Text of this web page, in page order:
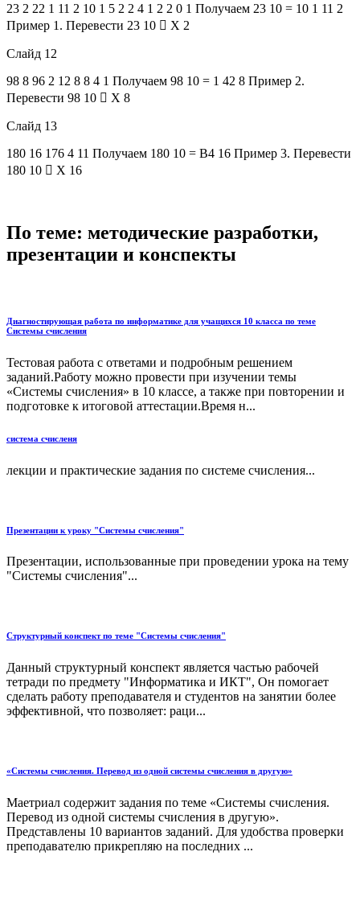
23 2 22 1 11 2 10 1 5 2 2 4 1 2 2 0 1 Получаем 23 10 = 10 1 11 2
Пример 1. Перевести 23 10  Х 2
Слайд 12
98 8 96 2 12 8 8 4 1 Получаем 98 10 = 1 42 8 Пример 2.
Перевести 98 10  Х 8
Слайд 13
180 16 176 4 11 Получаем 180 10 = B4 16 Пример 3. Перевести
180 10  Х 16
По теме: методические разработки,
презентации и конспекты
Диагностирующая работа по информатике для учащихся 10 класса по теме
Системы счисления
Тестовая работа с ответами и подробным решением
заданий.Работу можно провести при изучении темы
«Системы счисления» в 10 классе, а также при повторении и
подготовке к итоговой аттестации.Время н...
система счисленя
лекции и практические задания по системе счисления...
Презентации к уроку "Системы счисления"
Презентации, использованные при проведении урока на тему
"Системы счисления"...
Структурный конспект по теме "Системы счисления"
Данный структурный конспект является частью рабочей
тетради по предмету "Информатика и ИКТ", Он помогает
сделать работу преподавателя и студентов на занятии более
эффективной, что позволяет: раци...
«Системы счисления. Перевод из одной системы счисления в другую»
Маетриал содержит задания по теме «Системы счисления.
Перевод из одной системы счисления в другую».
Представлены 10 вариантов заданий. Для удобства проверки
преподавателю прикрепляю на последних ...